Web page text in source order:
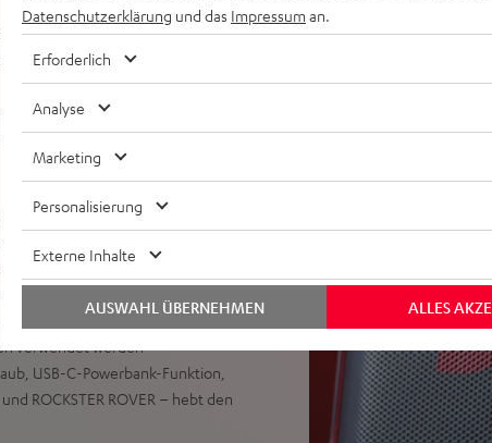
Norm, wechselbarer Hochleistungs-
auch ohne Akku, Akku lädt auch
Eingang für E-Gitarre oder
Voice Clarity Feature für
MYND oder ROCKSTER CROSS 2,
Stereo-Set, Party Link Wired:
bis zu 10 weitere ROCKSTER 2, NEO
ROCKSTER 2 als Subwoofer und zwei
Speaker im Party Link)
Portabilität, Stromkabel, Akku
verwendet werden
USB-C-Powerbank-Funktion,
ROCKSTER ROVER – hebt den
Datenschutzerklärung und das Impressum an.
Erforderlich
Analyse
Marketing
Personalisierung
Externe Inhalte
ALLES
AUSWAHL ÜBERNEHMEN